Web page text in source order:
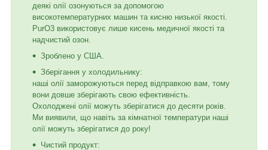
деякі олії озонуються за допомогою
високотемпературних машин та кисню низької якості.
PurO3 використовує лише кисень медичної якості та
надчистий озон.
Зроблено у США.
Зберігання у холодильнику:
наші олії заморожуються перед відправкою вам, тому
вони довше зберігають свою ефективність.
Охолоджені олії можуть зберігатися до десяти років.
Ми виявили, що навіть за кімнатної температури наші
олії можуть зберігатися до року!
Чистий продукт: